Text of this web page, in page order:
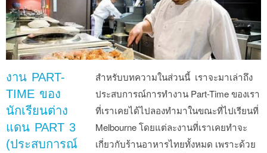
งาน PART-
TIME ของ
นักเรียนต่าง
แดน PART 3
(ประสบการณ์
สำหรับบทความในส่วนนี้ เราจะมาเล่าถึง
ประสบการณ์การทำงาน Part-Time ของเรา
ที่เราเคยได้ไปลองทำมาในขณะที่ไปเรียนที่
Melbourne โดยแต่ละงานที่เราเคยทำจะ
เกี่ยวกับร้านอาหารไทยทั้งหมด เพราะด้วย